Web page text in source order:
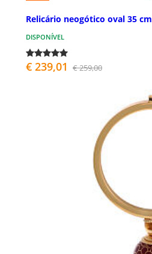
Relicário neogótico oval 35 cm
DISPONÍVEL
€ 239,01 € 259,00